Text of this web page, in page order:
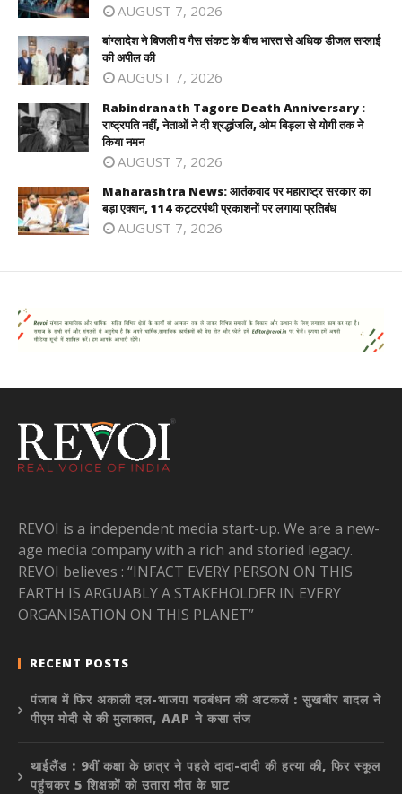
AUGUST 7, 2026
बांग्लादेश ने बिजली व गैस संकट के बीच भारत से अधिक डीजल सप्लाई
की अपील की
AUGUST 7, 2026
Rabindranath Tagore Death Anniversary :
राष्ट्रपति नहीं, नेताओं ने दी श्रद्धांजलि, ओम बिड़ला से योगी तक ने
किया नमन
AUGUST 7, 2026
Maharashtra News: आतंकवाद पर महाराष्ट्र सरकार का
बड़ा एक्शन, 114 कट्टरपंथी प्रकाशनों पर लगाया प्रतिबंध
AUGUST 7, 2026
REVOI is a independent media start-up. We are a new-
age media company with a rich and storied legacy.
REVOI believes : “INFACT EVERY PERSON ON THIS
EARTH IS ARGUABLY A STAKEHOLDER IN EVERY
ORGANISATION ON THIS PLANET”
RECENT POSTS
पंजाब में फिर अकाली दल-भाजपा गठबंधन की अटकलें : सुखबीर बादल ने
पीएम मोदी से की मुलाकात, AAP ने कसा तंज
थाईलैंड : 9वीं कक्षा के छात्र ने पहले दादा-दादी की हत्या की, फिर स्कूल
पहुंचकर 5 शिक्षकों को उतारा मौत के घाट